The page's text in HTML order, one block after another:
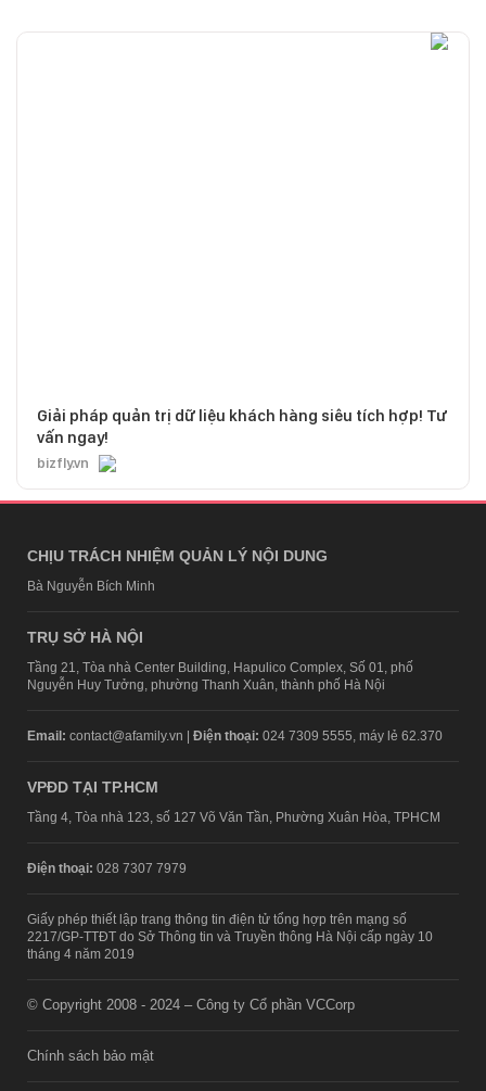
Giải pháp quản trị dữ liệu khách hàng siêu tích hợp! Tư
vấn ngay!
bizfly.vn
CHỊU TRÁCH NHIỆM QUẢN LÝ NỘI DUNG
Bà Nguyễn Bích Minh
TRỤ SỞ HÀ NỘI
Tầng 21, Tòa nhà Center Building, Hapulico Complex, Số 01, phố
Nguyễn Huy Tưởng, phường Thanh Xuân, thành phố Hà Nội
Email: contact@afamily.vn | Điện thoại: 024 7309 5555, máy lẻ 62.370
VPĐD TẠI TP.HCM
Tầng 4, Tòa nhà 123, số 127 Võ Văn Tần, Phường Xuân Hòa, TPHCM
Điện thoại: 028 7307 7979
Giấy phép thiết lập trang thông tin điện tử tổng hợp trên mạng số
2217/GP-TTĐT do Sở Thông tin và Truyền thông Hà Nội cấp ngày 10
tháng 4 năm 2019
© Copyright 2008 - 2024 – Công ty Cổ phần VCCorp
Chính sách bảo mật